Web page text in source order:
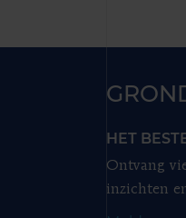
HET
Ontvang
inzichten